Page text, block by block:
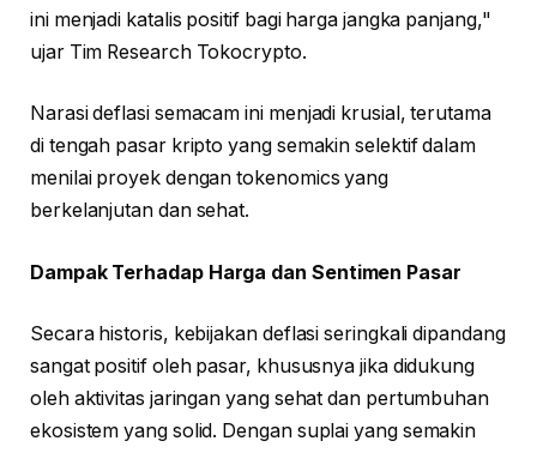
ini menjadi katalis positif bagi harga jangka panjang,"
ujar Tim Research Tokocrypto.
Narasi deflasi semacam ini menjadi krusial, terutama
di tengah pasar kripto yang semakin selektif dalam
menilai proyek dengan tokenomics yang
berkelanjutan dan sehat.
Dampak Terhadap Harga dan Sentimen Pasar
Secara historis, kebijakan deflasi seringkali dipandang
sangat positif oleh pasar, khususnya jika didukung
oleh aktivitas jaringan yang sehat dan pertumbuhan
ekosistem yang solid. Dengan suplai yang semakin